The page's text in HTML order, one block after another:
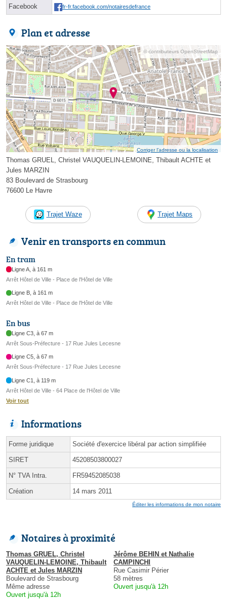
Facebook fr-fr.facebook.com/notairesdefrance
Plan et adresse
© contributeurs OpenStreetMap
Corriger l’adresse ou la localisation
Thomas GRUEL, Christel VAUQUELIN-LEMOINE, Thibault ACHTE et
Jules MARZIN
83 Boulevard de Strasbourg
76600 Le Havre
Trajet Waze Trajet Maps
Venir en transports en commun
En tram
Ligne A, à 161 m
Arrêt Hôtel de Ville - Place de l'Hôtel de Ville
Ligne B, à 161 m
Arrêt Hôtel de Ville - Place de l'Hôtel de Ville
En bus
Ligne C3, à 67 m
Arrêt Sous-Préfecture - 17 Rue Jules Lecesne
Ligne C5, à 67 m
Arrêt Sous-Préfecture - 17 Rue Jules Lecesne
Ligne C1, à 119 m
Arrêt Hôtel de Ville - 64 Place de l'Hôtel de Ville
Voir tout
Informations
Forme juridique Société d'exercice libéral par action simplifiée
SIRET 45208503800027
N° TVA Intra. FR59452085038
Création 14 mars 2011
Éditer les informations de mon notaire
Notaires à proximité
Thomas GRUEL, Christel
VAUQUELIN-LEMOINE, Thibault
ACHTE et Jules MARZIN
Boulevard de Strasbourg
Même adresse
Ouvert jusqu'à 12h
Jérôme BEHIN et Nathalie
CAMPINCHI
Rue Casimir Périer
58 mètres
Ouvert jusqu'à 12h